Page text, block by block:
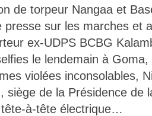
de torpeur Nangaa et
presse sur les marches et
ex-UDPS BCBG
le lendemain à
violées inconsolables,
siège de la Présidence de
à-tête électrique…